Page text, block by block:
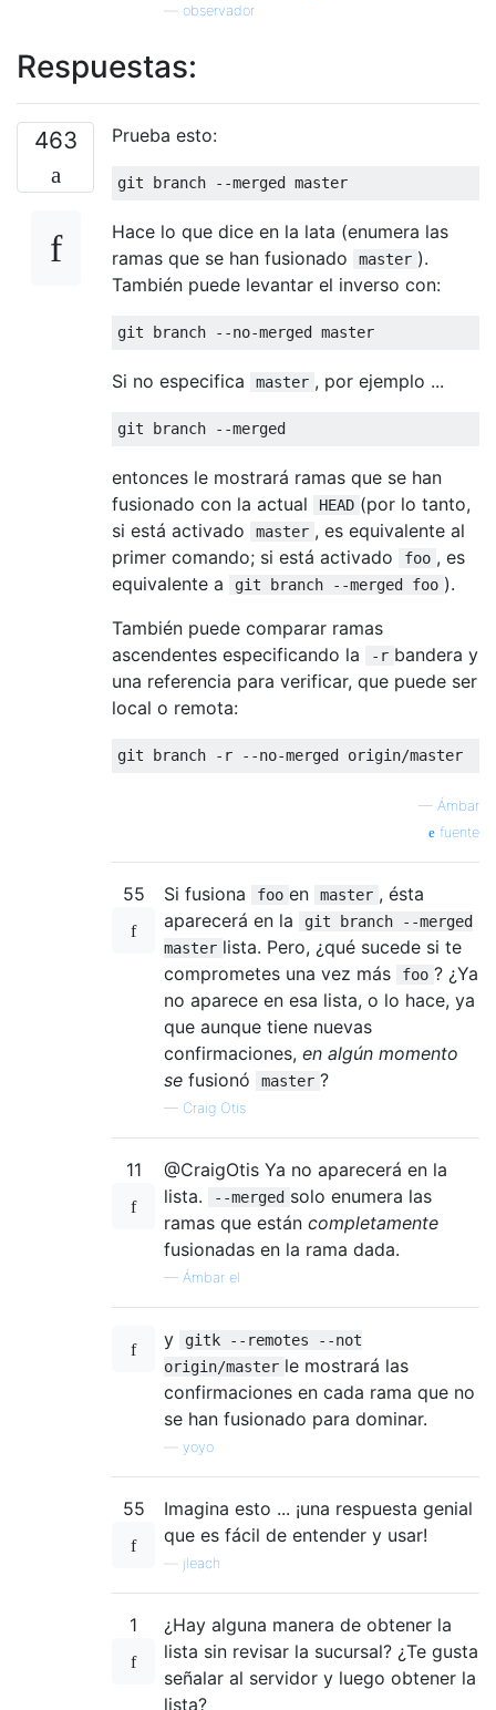
observador
Respuestas:
463 Prueba esto:
Hace lo que dice en la lata (enumera las
ramas que se han fusionado
master ).
También puede levantar el inverso con:
Si no especifica master , por ejemplo ...
entonces le mostrará ramas que se han
fusionado con la actual
HEAD (por lo tanto,
si está activado
master , es equivalente al
primer comando; si está activado
foo , es
equivalente a
git branch --merged foo ).
También puede comparar ramas
ascendentes especificando la
-r bandera y
una referencia para verificar, que puede ser
local o remota:
— Ámbar
fuente
55 Si fusiona foo en master , ésta
aparecerá en la
git branch --merged
master lista. Pero, ¿qué sucede si te
comprometes una vez más
foo ? ¿Ya
no aparece en esa lista, o lo hace, ya
que aunque tiene nuevas
confirmaciones, en algún momento
se fusionó master ?
— Craig Otis
11
@CraigOtis Ya no aparecerá en la
lista.
--merged solo enumera las
ramas que están completamente
fusionadas en la rama dada.
— Ámbar el
y
gitk --remotes --not
origin/master le mostrará las
confirmaciones en cada rama que no
se han fusionado para dominar.
yoyo
55
Imagina esto ... ¡una respuesta genial
que es fácil de entender y usar!
jleach
1
¿Hay alguna manera de obtener la
lista sin revisar la sucursal? ¿Te gusta
señalar al servidor y luego obtener la
lista?